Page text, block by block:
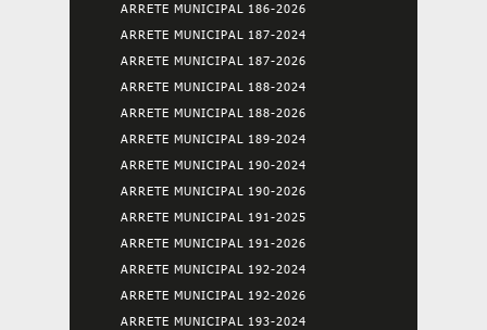
ARRETE MUNICIPAL 186-2026
ARRETE MUNICIPAL 187-2024
ARRETE MUNICIPAL 187-2026
ARRETE MUNICIPAL 188-2024
ARRETE MUNICIPAL 188-2026
ARRETE MUNICIPAL 189-2024
ARRETE MUNICIPAL 190-2024
ARRETE MUNICIPAL 190-2026
ARRETE MUNICIPAL 191-2025
ARRETE MUNICIPAL 191-2026
ARRETE MUNICIPAL 192-2024
ARRETE MUNICIPAL 192-2026
ARRETE MUNICIPAL 193-2024